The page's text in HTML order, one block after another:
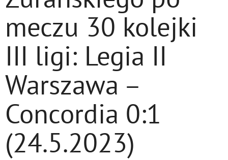
meczu 30 kolejki
III ligi: Legia II
Warszawa –
Concordia 0:1
(24.5.2023)